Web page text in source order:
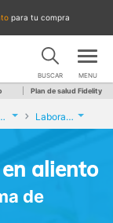
para tu compra
BUSCAR MENU
Plan de salud Fidelity
Pylori en aliento Laboratorio Echevarne Palma de Mallorca
aliento
de